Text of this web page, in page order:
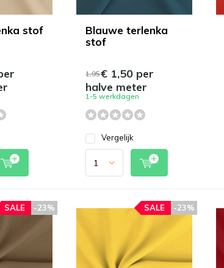
stof
Blauwe terlenka
stof
1,95€ 1,50 per
halve meter
1-5 werkdagen
Vergelijk
-23%
SALE -23%
SALE